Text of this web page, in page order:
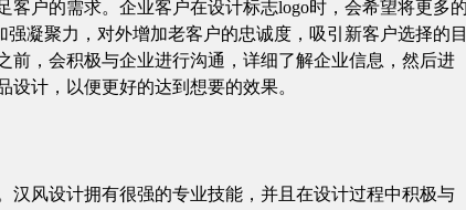
户的需求。企业客户在设计标志logo时，会希望将更多
凝聚力，对外增加老客户的忠诚度，吸引新客户选择的
前，会积极与企业进行沟通，详细了解企业信息，然后进
计，以便更好的达到想要的效果。
汉风设计拥有很强的专业技能，并且在设计过程中积极与